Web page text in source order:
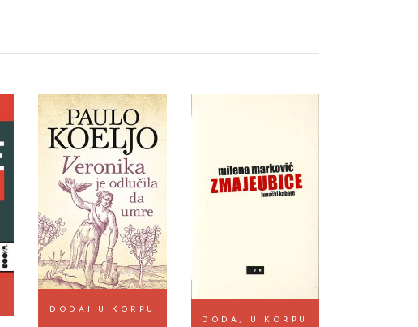
DODAJ U KORPU
DODAJ U KORPU